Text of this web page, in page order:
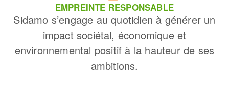
EMPREINTE RESPONSABLE
Sidamo s’engage au quotidien à générer un
impact sociétal, économique et
environnemental positif à la hauteur de ses
ambitions.